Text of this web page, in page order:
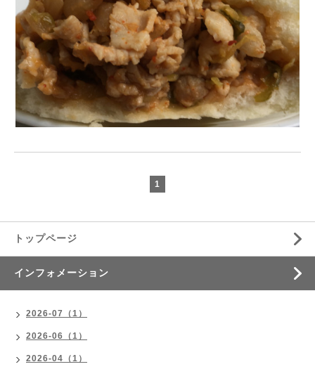
1
トップページ
インフォメーション
2026-07（1）
2026-06（1）
2026-04（1）